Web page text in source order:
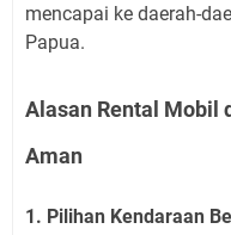
mencapai ke daerah-
Papua.
Alasan Rental Mobil
Aman
1. Pilihan Kendaraan